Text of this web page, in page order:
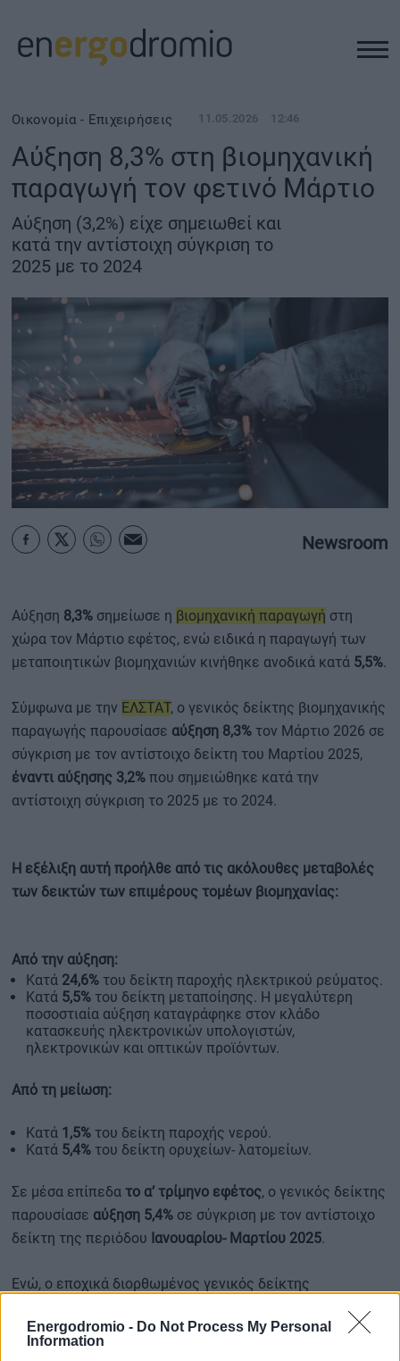
Energodromio - Do Not Process My Personal
Information
ΥΠΟΔΟΜΕΣ
REAL ESTATE
ΠΕΡΙΒΑΛΛΟΝ
ΕΝΕΡΓΕΙΑ
ΜΕΤΑΦΟΡΕΣ - ΗΛΕΚΤΡΟΚΙΝΗΣΗ
ΨΗΦΙΑΚΟΣ ΚΟΣΜΟΣ
ΟΙΚΟΝΟΜΙΑ - ΕΠΙΧΕΙΡΗΣΕΙΣ
MY PROPERTY
ΚΑΡΑΜΠΟΛΕΣ
ΟΡΟΙ ΧΡΗΣΗΣ
ΕΠΙΚΟΙΝΩΝΙΑ
ΤΑΥΤΟΤΗΤΑ
Οικονομία - Επιχειρήσεις 11.05.2026 12:46
Αύξηση 8,3% στη βιομηχανική
παραγωγή τον φετινό Μάρτιο
Αύξηση (3,2%) είχε σημειωθεί και
κατά την αντίστοιχη σύγκριση το
2025 με το 2024
Newsroom
Αύξηση 8,3% σημείωσε η βιομηχανική παραγωγή στη
χώρα τον Μάρτιο εφέτος, ενώ ειδικά η παραγωγή των
μεταποιητικών βιομηχανιών κινήθηκε ανοδικά κατά 5,5%.
Σύμφωνα με την ΕΛΣΤΑΤ, ο γενικός δείκτης βιομηχανικής
παραγωγής παρουσίασε αύξηση 8,3% τον Μάρτιο 2026 σε
σύγκριση με τον αντίστοιχο δείκτη του Μαρτίου 2025,
έναντι αύξησης 3,2% που σημειώθηκε κατά την
αντίστοιχη σύγκριση το 2025 με το 2024.
Η εξέλιξη αυτή προήλθε από τις ακόλουθες μεταβολές
των δεικτών των επιμέρους τομέων βιομηχανίας:
Από την αύξηση:
Κατά 24,6% του δείκτη παροχής ηλεκτρικού ρεύματος.
Κατά 5,5% του δείκτη μεταποίησης. Η μεγαλύτερη
ποσοστιαία αύξηση καταγράφηκε στον κλάδο
κατασκευής ηλεκτρονικών υπολογιστών,
ηλεκτρονικών και οπτικών προϊόντων.
Από τη μείωση:
Κατά 1,5% του δείκτη παροχής νερού.
Κατά 5,4% του δείκτη ορυχείων- λατομείων.
Σε μέσα επίπεδα το α’ τρίμηνο εφέτος, ο γενικός δείκτης
παρουσίασε αύξηση 5,4% σε σύγκριση με τον αντίστοιχο
δείκτη της περιόδου Ιανουαρίου- Μαρτίου 2025.
Ενώ, ο εποχικά διορθωμένος γενικός δείκτης
τον Μάρτιο 2026 σε σύγκριση
με τον αντίστοιχο δείκτη τουΦεβρουαρίου 2026.